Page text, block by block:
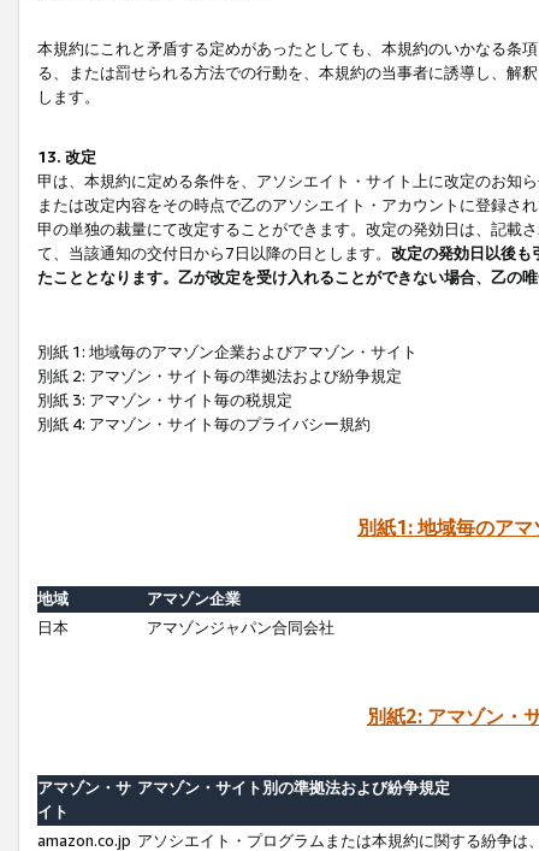
本規約にこれと矛盾する定めがあったとしても、本規約のいかなる条
る、または罰せられる方法での行動を、本規約の当事者に誘導し、解
します。
13. 改定
甲は、本規約に定める条件を、アソシエイト・サイト上に改定のお知
または改定内容をその時点で乙のアソシエイト・アカウントに登録さ
甲の単独の裁量にて改定することができます。改定の発効日は、記載
て、当該通知の交付日から7日以降の日とします。 改定の発効日以後も
たこととなります。乙が改定を受け入れることができない場合、乙の
別紙 1: 地域毎のアマゾン企業およびアマゾン・サイト
別紙 2: アマゾン・サイト毎の準拠法および紛争規定
別紙 3: アマゾン・サイト毎の税規定
別紙 4: アマゾン・サイト毎のプライバシー規約
別紙1: 地域毎のア
地域
アマゾン企業
日本
アマゾンジャパン合同会社
別紙2: アマゾン・
アマゾン・サ
イト
アマゾン・サイト別の準拠法および紛争規定
amazon.co.jp アソシエイト・プログラムまたは本規約に関する紛争